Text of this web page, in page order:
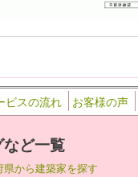
external)
ビスの流れ お客様の声
ど一覧
県から建築家を探す